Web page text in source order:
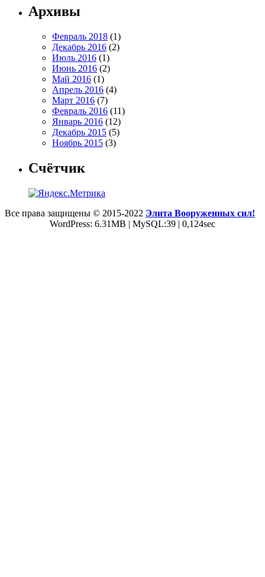
Архивы
Февраль 2018 (1)
Декабрь 2016 (2)
Июль 2016 (1)
Июнь 2016 (2)
Май 2016 (1)
Апрель 2016 (4)
Март 2016 (7)
Февраль 2016 (11)
Январь 2016 (12)
Декабрь 2015 (5)
Ноябрь 2015 (3)
Счётчик
Все права защищены © 2015-2022 Элита Вооруженных сил!
WordPress: 6.31MB | MySQL:39 | 0,124sec